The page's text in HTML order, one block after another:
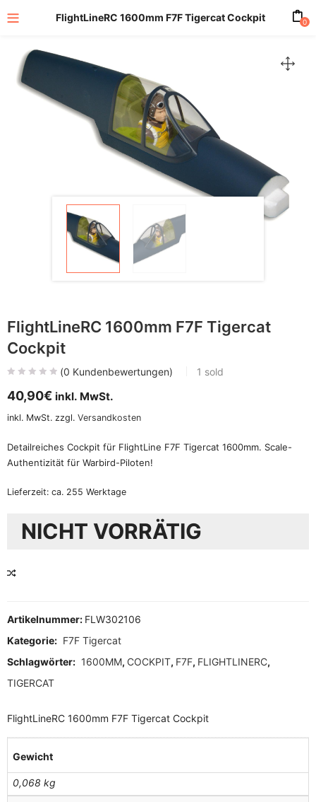
FlightLineRC 1600mm F7F Tigercat Cockpit 0
FlightLineRC 1600mm F7F Tigercat
Cockpit
(0 Kundenbewertungen) 1 sold
40,90€ inkl. MwSt.
inkl. MwSt. zzgl. Versandkosten
Detailreiches Cockpit für FlightLine F7F Tigercat 1600mm. Scale-
Authentizität für Warbird-Piloten!
Lieferzeit: ca. 255 Werktage
NICHT VORRÄTIG
Artikelnummer: FLW302106
Kategorie: F7F Tigercat
Schlagwörter: 1600MM, COCKPIT, F7F, FLIGHTLINERC,
TIGERCAT
FlightLineRC 1600mm F7F Tigercat Cockpit
Gewicht
0,068 kg